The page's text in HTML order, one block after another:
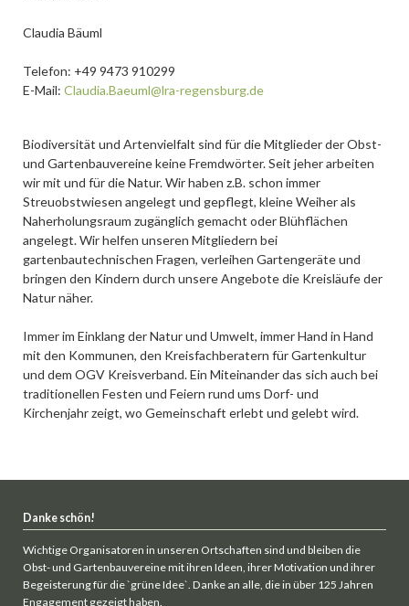
Claudia Bäuml
Telefon: +49 9473 910299
E-Mail: Claudia.Baeuml@lra-regensburg.de
Biodiversität und Artenvielfalt sind für die Mitglieder der Obst-
und Gartenbauvereine keine Fremdwörter. Seit jeher arbeiten
wir mit und für die Natur. Wir haben z.B. schon immer
Streuobstwiesen angelegt und gepflegt, kleine Weiher als
Naherholungsraum zugänglich gemacht oder Blühflächen
angelegt. Wir helfen unseren Mitgliedern bei
gartenbautechnischen Fragen, verleihen Gartengeräte und
bringen den Kindern durch unsere Angebote die Kreisläufe der
Natur näher.
Immer im Einklang der Natur und Umwelt, immer Hand in Hand
mit den Kommunen, den Kreisfachberatern für Gartenkultur
und dem OGV Kreisverband. Ein Miteinander das sich auch bei
traditionellen Festen und Feiern rund ums Dorf- und
Kirchenjahr zeigt, wo Gemeinschaft erlebt und gelebt wird.
Danke schön!
Wichtige Organisatoren in unseren Ortschaften sind und bleiben die
Obst- und Gartenbauvereine mit ihren Ideen, ihrer Motivation und ihrer
Begeisterung für die `grüne Idee`. Danke an alle, die in über 125 Jahren
Engagement gezeigt haben.